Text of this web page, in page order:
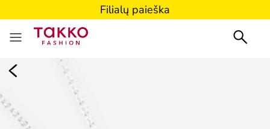
Filialų paieška